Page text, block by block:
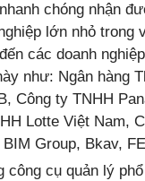
chóng nhận
lớn nhỏ trong
các doanh
như: Ngân hàng
Công ty TNHH
Lotte Việt Nam,
BIM Group, Bkav,
công cụ quản lý